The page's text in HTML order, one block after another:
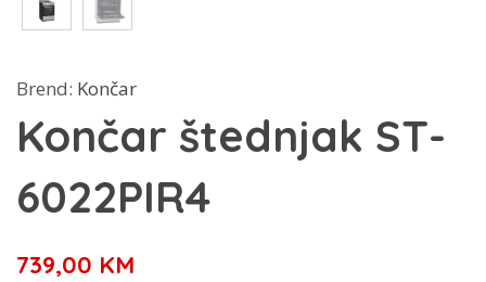
Brend: Končar
Končar štednjak ST-
6022PIR4
739,00 KM